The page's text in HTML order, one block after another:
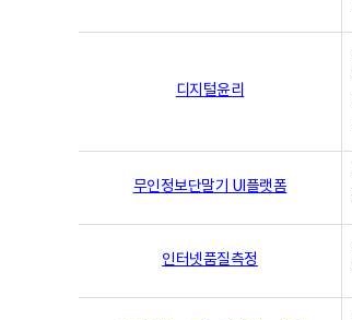
디지털윤리
무인정보단말기 UI플랫폼
인터넷품질측정